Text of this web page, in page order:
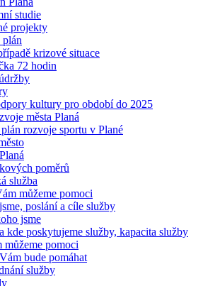
studie
projekty
krizové situace
72 hodin
kultury pro období do 2025
města Planá
rozvoje sportu v Plané
poměrů
služba
můžeme pomoci
poslání a cíle služby
jsme
kde poskytujeme služby, kapacita služby
můžeme pomoci
bude pomáhat
služby